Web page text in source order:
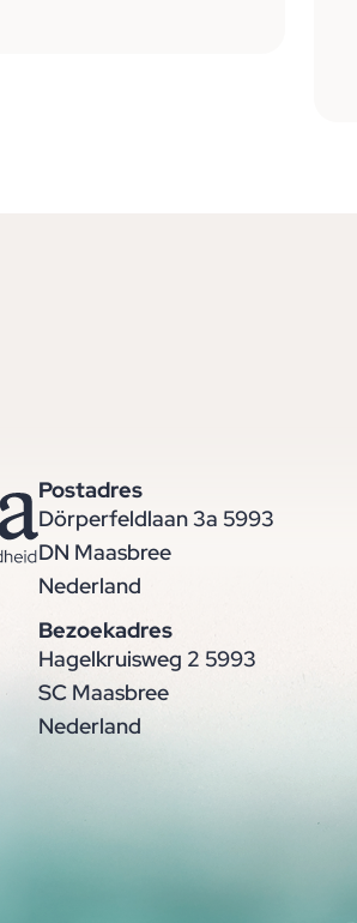
Postadres
Dörperfeldlaan 3a 5993
DN Maasbree
Nederland
Bezoekadres
Hagelkruisweg 2 5993
SC Maasbree
Nederland